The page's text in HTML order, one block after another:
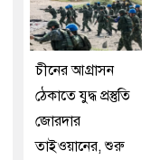
চীনের আগ্রাসন
ঠেকাতে যুদ্ধ প্রস্তুতি
জোরদার
তাইওয়ানের, শুরু